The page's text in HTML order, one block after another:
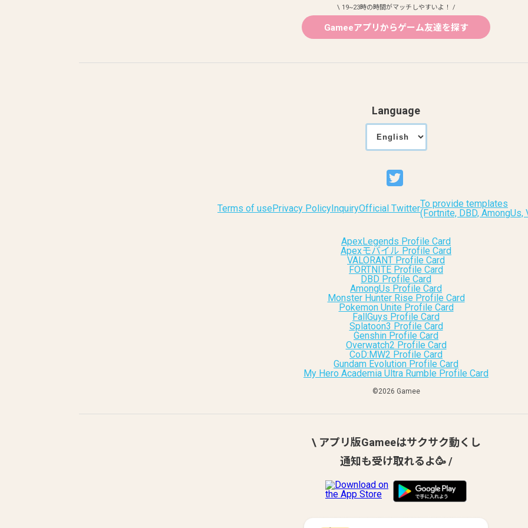
\ 19~23時の時間がマッチしやすいよ！ /
Gameeアプリからゲーム友達を探す
Language
Terms of usePrivacy Policy InquiryOfficial TwitterTo provide templates
(Fortnite, DBD, AmongUs,
ApexLegends Profile Card
Apexモバイル Profile Card
VALORANT Profile Card
FORTNITE Profile Card
DBD Profile Card
AmongUs Profile Card
Monster Hunter Rise Profile Card
Pokemon Unite Profile Card
FallGuys Profile Card
Splatoon3 Profile Card
Genshin Profile Card
Overwatch2 Profile Card
CoD:MW2 Profile Card
Gundam Evolution Profile Card
My Hero Academia Ultra Rumble Profile Card
©︎2026 Gamee
\ アプリ版Gameeはサクサク動くし
通知も受け取れるよ🥳 /